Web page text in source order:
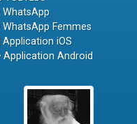
WhatsApp
WhatsApp Femmes
Application iOS
Application Android